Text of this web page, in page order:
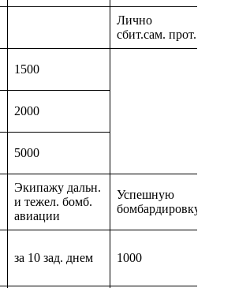
Лично
сбит.сам. прот.
1500
2000
5000
Экипажу дальн.
и тежел. бомб.
авиации
Успешную
бомбардировку
за 10 зад. днем 1000